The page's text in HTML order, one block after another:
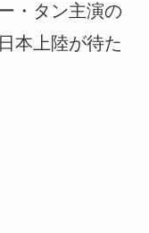
・タン主演の
本上陸が待た